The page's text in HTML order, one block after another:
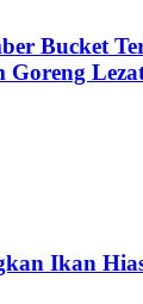
Bucket
Goreng
Ikan